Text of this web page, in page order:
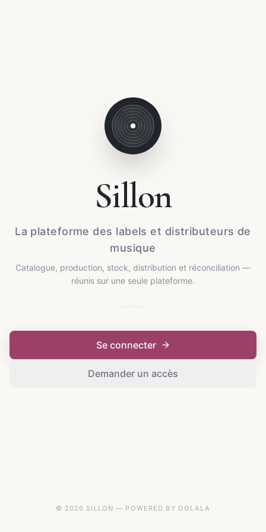
Sillon
La plateforme des labels et distributeurs de
musique
Catalogue, production, stock, distribution et réconciliation —
réunis sur une seule plateforme.
Se connecter
Demander un accès
© 2026 SILLON — POWERED BY OOLALA